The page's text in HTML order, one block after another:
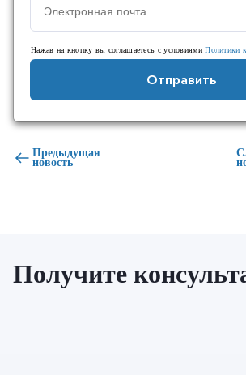
Нажав на кнопку вы соглашаетесь с условиямиПолитики
Отправить
Предыдущая
новость
Получите